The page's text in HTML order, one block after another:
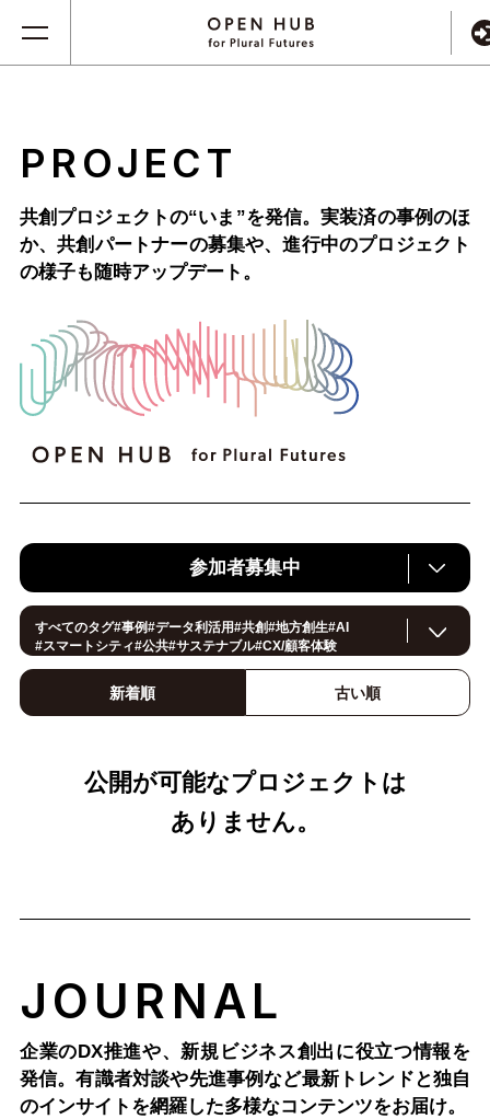
PROJECT
共創プロジェクトの“いま”を発信。実装済の事例のほ
か、共創パートナーの募集や、進行中のプロジェクト
の様子も随時アップデート。
参加者募集中
すべてのタグ#事例#データ利活用#共創#地方創生#AI
#スマートシティ#公共#サステナブル#CX/顧客体験
#ヘルスケア #環境・エネルギー #働き方改革
イノベーション#IoT
スマートファクトリー
新着順 古い順
公開が可能なプロジェクトは
ありません。
JOURNAL
企業のDX推進や、新規ビジネス創出に役立つ情報を
発信。有識者対談や先進事例など最新トレンドと独自
のインサイトを網羅した多様なコンテンツをお届け。